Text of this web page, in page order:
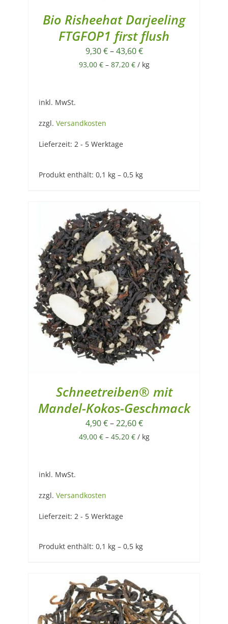
Bio Risheehat Darjeeling
FTGFOP1 first flush
9,30€–43,60€
93,00 €– 87,20 €/ kg
inkl. MwSt.
zzgl. Versandkosten
Lieferzeit: 2 - 5 Werktage
Produkt enthält: 0,1 kg – 0,5 kg
Schneetreiben® mit
Mandel-Kokos-Geschmack
4,90€–22,60€
49,00 €– 45,20 €/ kg
inkl. MwSt.
zzgl. Versandkosten
Lieferzeit: 2 - 5 Werktage
Produkt enthält: 0,1 kg – 0,5 kg